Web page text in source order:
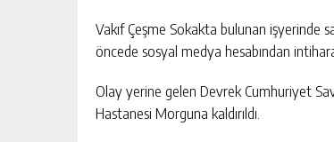
Vakıf Çeşme Sokakta bulunan işyerinde
öncede sosyal medya hesabından
Olay yerine gelen Devrek Cumhuriyet
Hastanesi Morguna kaldırıldı.